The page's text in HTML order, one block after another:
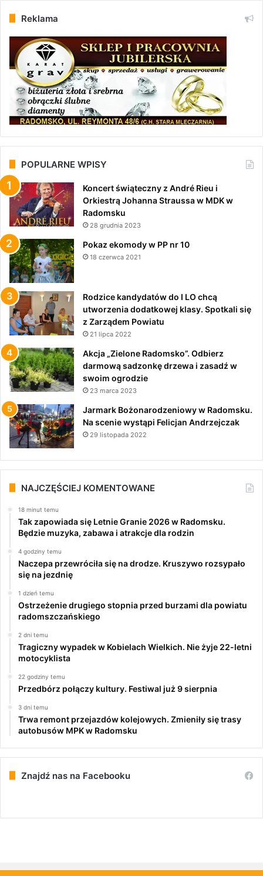
Reklama
POPULARNE WPISY
Koncert świąteczny z André Rieu i
Orkiestrą Johanna Straussa w MDK w
Radomsku
28 grudnia 2023
Pokaz ekomody w PP nr 10
18 czerwca 2021
Rodzice kandydatów do I LO chcą
utworzenia dodatkowej klasy. Spotkali się
z Zarządem Powiatu
21 lipca 2022
Akcja „Zielone Radomsko”. Odbierz
darmową sadzonkę drzewa i zasadź w
swoim ogrodzie
23 marca 2023
Jarmark Bożonarodzeniowy w Radomsku.
Na scenie wystąpi Felicjan Andrzejczak
29 listopada 2022
NAJCZĘŚCIEJ KOMENTOWANE
18 minut temu
Tak zapowiada się Letnie Granie 2026 w Radomsku.
Będzie muzyka, zabawa i atrakcje dla rodzin
4 godziny temu
Naczepa przewróciła się na drodze. Kruszywo rozsypało
się na jezdnię
1 dzień temu
Ostrzeżenie drugiego stopnia przed burzami dla powiatu
radomszczańskiego
2 dni temu
Tragiczny wypadek w Kobielach Wielkich. Nie żyje 22-letni
motocyklista
22 godziny temu
Przedbórz połączy kultury. Festiwal już 9 sierpnia
3 dni temu
Trwa remont przejazdów kolejowych. Zmieniły się trasy
autobusów MPK w Radomsku
Znajdź nas na Facebooku